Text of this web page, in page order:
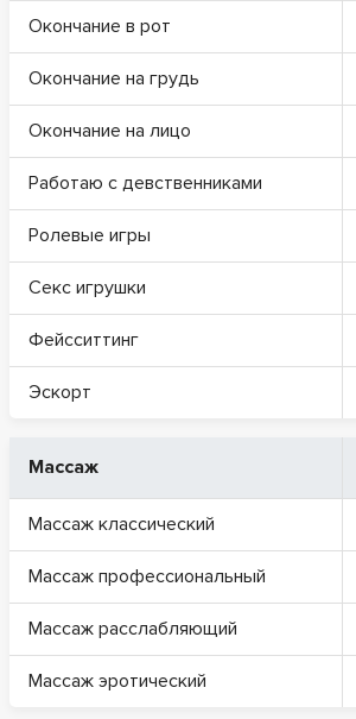
Окончание в рот
Окончание на грудь
Окончание на лицо
Работаю с девственниками
Ролевые игры
Секс игрушки
Фейсситтинг
Эскорт
Массаж
Массаж классический
Массаж профессиональный
Массаж расслабляющий
Массаж эротический